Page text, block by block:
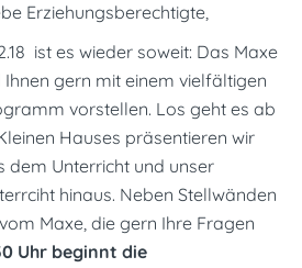
Erziehungsberechtigte,
ist es wieder soweit: Das Maxe
gern mit einem vielfältigen
vorstellen. Los geht es ab
Hauses präsentieren wir
dem Unterricht und unser
hinaus. Neben Stellwänden
Maxe, die gern Ihre Fragen
Uhr beginnt die